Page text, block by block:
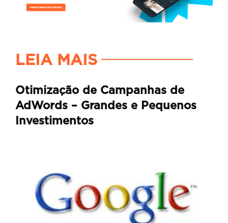
LEIA MAIS
Otimização de Campanhas de
AdWords – Grandes e Pequenos
Investimentos